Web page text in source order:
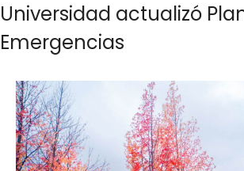
Universidad actualizó
Emergencias